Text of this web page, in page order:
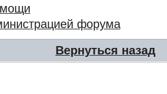
форума
Вернуться назад